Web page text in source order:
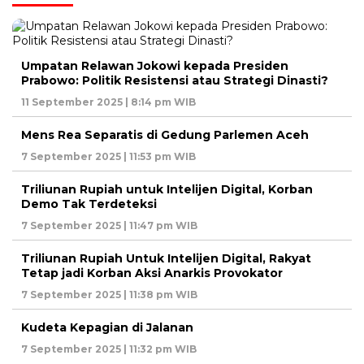
Umpatan Relawan Jokowi kepada Presiden
Prabowo: Politik Resistensi atau Strategi Dinasti?
11 September 2025 | 8:14 pm WIB
Mens Rea Separatis di Gedung Parlemen Aceh
7 September 2025 | 11:53 pm WIB
Triliunan Rupiah untuk Intelijen Digital, Korban
Demo Tak Terdeteksi
7 September 2025 | 11:47 pm WIB
Triliunan Rupiah Untuk Intelijen Digital, Rakyat
Tetap jadi Korban Aksi Anarkis Provokator
7 September 2025 | 11:38 pm WIB
Kudeta Kepagian di Jalanan
7 September 2025 | 11:32 pm WIB